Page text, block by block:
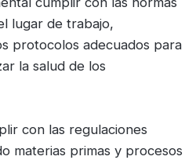
lugar de trabajo,
protocolos adecuados para
la salud de los
con las regulaciones
materias primas y procesos